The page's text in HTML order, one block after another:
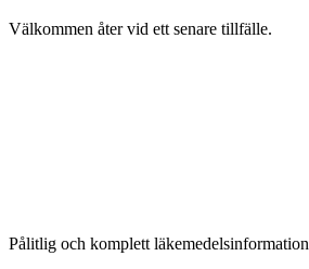
Välkommen åter vid ett senare tillfälle.
Pålitlig och komplett läkemedelsinformation